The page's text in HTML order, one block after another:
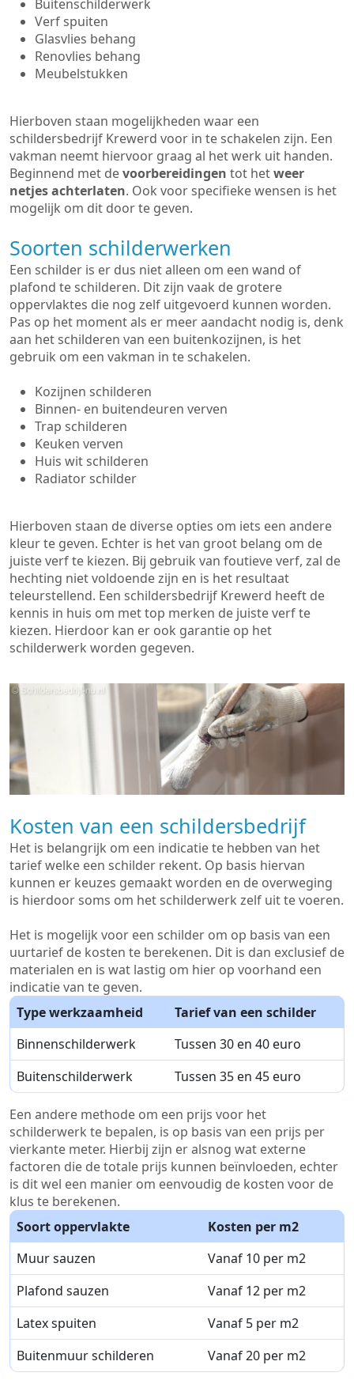
Buitenschilderwerk
Verf spuiten
Glasvlies behang
Renovlies behang
Meubelstukken
Hierboven staan mogelijkheden waar een
schildersbedrijf Krewerd voor in te schakelen zijn. Een
vakman neemt hiervoor graag al het werk uit handen.
Beginnend met devoorbereidingen tot hetweer
netjes achterlaten. Ook voor specifieke wensen is het
mogelijk om dit door te geven.
Soorten schilderwerken
Een schilder is er dus niet alleen om een wand of
plafond te schilderen. Dit zijn vaak de grotere
oppervlaktes die nog zelf uitgevoerd kunnen worden.
Pas op het moment als er meer aandacht nodig is, denk
aan het schilderen van een buitenkozijnen, is het
gebruik om een vakman in te schakelen.
Kozijnen schilderen
Binnen- en buitendeuren verven
Trap schilderen
Keuken verven
Huis wit schilderen
Radiator schilder
Hierboven staan de diverse opties om iets een andere
kleur te geven. Echter is het van groot belang om de
juiste verf te kiezen. Bij gebruik van foutieve verf, zal de
hechting niet voldoende zijn en is het resultaat
teleurstellend. Een schildersbedrijf Krewerd heeft de
kennis in huis om met top merken de juiste verf te
kiezen. Hierdoor kan er ook garantie op het
schilderwerk worden gegeven.
Kosten van een schildersbedrijf
Het is belangrijk om een indicatie te hebben van het
tarief welke een schilder rekent. Op basis hiervan
kunnen er keuzes gemaakt worden en de overweging
is hierdoor soms om het schilderwerk zelf uit te voeren.
Het is mogelijk voor een schilder om op basis van een
uurtarief de kosten te berekenen. Dit is dan exclusief de
materialen en is wat lastig om hier op voorhand een
indicatie van te geven.
Type werkzaamheid
Tarief van een schilder
Binnenschilderwerk
Tussen 30 en 40 euro
Buitenschilderwerk
Tussen 35 en 45 euro
Een andere methode om een prijs voor het
schilderwerk te bepalen, is op basis van een prijs per
vierkante meter. Hierbij zijn er alsnog wat externe
factoren die de totale prijs kunnen beïnvloeden, echter
is dit wel een manier om eenvoudig de kosten voor de
klus te berekenen.
Soort oppervlakte
Kosten per m2
Muur sauzen
Vanaf 10 per m2
Plafond sauzen
Vanaf 12 per m2
Latex spuiten
Vanaf 5 per m2
Buitenmuur schilderen
Vanaf 20 per m2